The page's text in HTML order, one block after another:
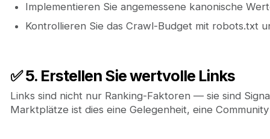
Implementieren Sie angemessene kanonische
Kontrollieren Sie das Crawl-Budget mit robots.txt
✅ 5. Erstellen Sie wertvolle Links
Links sind nicht nur Ranking-Faktoren — sie sind
Marktplätze ist dies eine Gelegenheit, eine